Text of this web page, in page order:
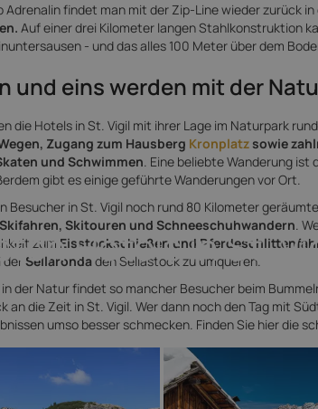
Hotels in St.
Adrenalin findet man mit der Zip-Line wieder zurück
Auf einer drei Kilometer langen Stahlkonstruktion
- und das alles 100 Meter über dem
und eins werden mit der
die Hotels in St. Vigil mit ihrer Lage im Naturpark rund
Zugang zum Hausberg Kronplatz sowie
und Schwimmen. Eine beliebte Wanderung ist
gibt es einige geführte Wanderungen vor Ort.
Besucher in St. Vigil noch rund 80 Kilometer
Skitouren und Schneeschuhwandern.
zum Eisstockschießen und
Sellaronda den Sellastock zu umqueren.
in der Natur findet so mancher Besucher beim
an die Zeit in St. Vigil. Wer dann noch den Tag mit
umso besser schmecken. Finden Sie hier die